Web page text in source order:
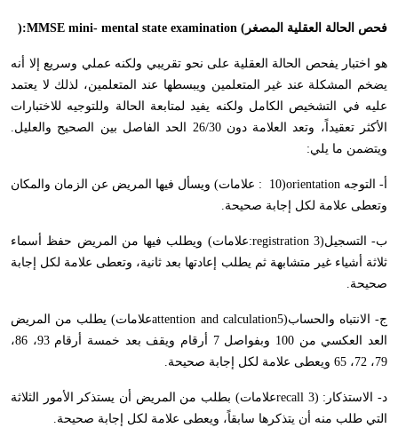
فحص الحالة العقلية المصغر mini- mental state examination (
MMSE
):
هو اختبار يفحص الحالة العقلية على نحو تقريبي ولكنه عملي وسريع إلا أنه
يضخم المشكلة عند غير المتعلمين ويبسطها عند المتعلمين، لذلك لا يعتمد
عليه في التشخيص الكامل ولكنه يفيد لمتابعة الحالة وللتوجيه للاختبارات
الأكثر تعقيداً، وتعد العلامة دون 26/30 الحد الفاصل بين الصحيح والعليل.
ويتضمن ما يلي:
أ- التوجه 10)orientation : علامات) ويسأل فيها المريض عن الزمان والمكان
وتعطى علامة لكل إجابة صحيحة.
ب- التسجيل3)
:registrationعلامات) ويطلب فيها من المريض حفظ أسماء
ثلاثة أشياء غير متشابهة ثم يطلب إعادتها بعد ثانية، وتعطى علامة لكل إجابة
صحيحة.
ج- الانتباه والحساب5)
attention and calculationعلامات) يطلب من المريض
العد العكسي من 100 وبفواصل 7 أرقام ويقف بعد خمسة أرقام 93، 86،
79، 72، 65 ويعطى علامة لكل إجابة صحيحة
.
د- الاستذكار :
3)
recallعلامات) بطلب من المريض أن يستذكر الأمور الثلاثة
التي طلب منه أن يتذكرها سابقاً، ويعطى علامة لكل إجابة صحيحة.